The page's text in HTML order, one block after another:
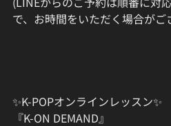
で、お時間をいただく場合がご
✨K-POPオンラインレッスン✨
『K-ON DEMAND』